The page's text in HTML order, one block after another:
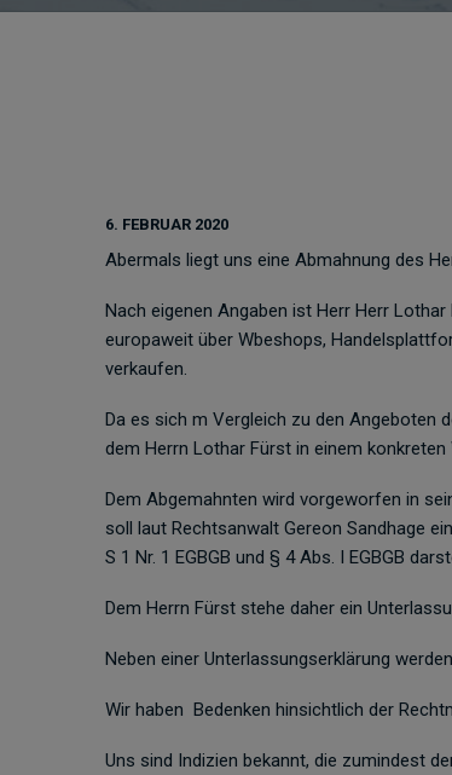
6. FEBRUAR 2020
Abermals liegt uns eine Abmahnung des
Nach eigenen Angaben ist Herr Herr
europaweit über Wbeshops,
verkaufen.
Da es sich m Vergleich zu den Angeboten
dem Herrn Lothar Fürst in einem
Dem Abgemahnten wird vorgeworfen in
soll laut Rechtsanwalt Gereon Sandhage
S 1 Nr. 1 EGBGB und § 4 Abs. I EGBGB
Dem Herrn Fürst stehe daher ein
Neben einer Unterlassungserklärung
Wir haben Bedenken hinsichtlich der
Uns sind Indizien bekannt, die zumindest